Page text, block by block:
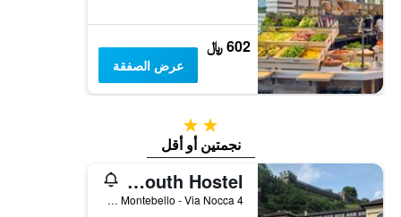
602 ﷼
عرض الصفقة
2 نجمتين
نجمتين أو أقل
Bellinzona Youth Hostel
Ostello Montebello - Via Nocca 4, بيلينزونا, كانتون تيسينو, سويسرا